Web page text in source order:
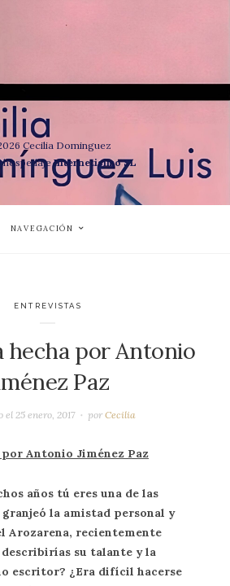
Cecilia Dominguez
hospedajeInternetisimo SL
NAVEGACIÓN
ENTREVISTAS
hecha por Antonio
Paz
el 25 enero, 2017 porCecilia
Antonio Jiménez Paz
años tú eres una de las
la amistad personal y
Arozarena, recientemente
su talante y la
escritor? ¿Era difícil hacerse